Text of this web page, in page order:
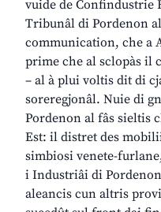
vuide de Confindustrie
Tribunâl di Pordenon
communication, che a
prime che al sclopàs il
– al à plui voltis dit di
soreregjonâl. Nuie di
Pordenon al fâs sieltis
Est: il distret des
simbiosi venete-
i Industriâi di
aleancis cun altris